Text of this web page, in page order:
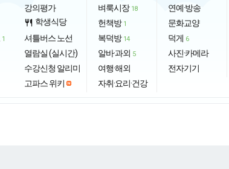
1
강의평가
restaurant 학생식당
셔틀버스 노선
열람실 (실시간)
수강신청 알리미
고파스 위키
벼룩시장 18
헌책방 1
복덕방 14
알바·과외 5
여행·해외
자취·요리·건강
연예·방송
문화교양
덕게 6
사진·카메라
전자기기